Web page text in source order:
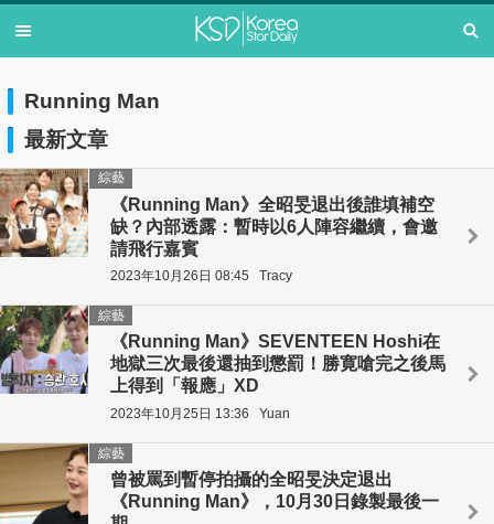
Running Man
最新文章
《Running Man》全昭旻退出後誰填補空
缺？內部透露：暫時以6人陣容繼續，會邀
請飛行嘉賓
綜藝
2023年10月26日 08:45 Tracy
《Running Man》SEVENTEEN Hoshi在
地獄三次最後還抽到懲罰！勝寛嗆完之後馬
上得到「報應」XD
綜藝
2023年10月25日 13:36 Yuan
曾被罵到暫停拍攝的全昭旻決定退出
《Running Man》，10月30日錄製最後一
綜藝